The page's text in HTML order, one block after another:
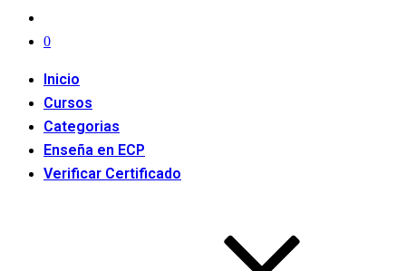
0
Inicio
Cursos
Categorias
Enseña en ECP
Verificar Certificado